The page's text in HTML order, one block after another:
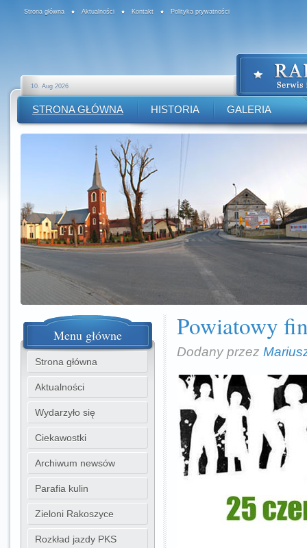
Strona główna Aktualności Kontakt Polityka prywatności
10. Aug 2026
STRONA GŁÓWNA HISTORIA GALERIA
Powiatowy
Dodany przez
Menu główne
Strona główna
Aktualności
Wydarzyło się
Ciekawostki
Archiwum newsów
Parafia kulin
Zieloni Rakoszyce
Rozkład jazdy PKS